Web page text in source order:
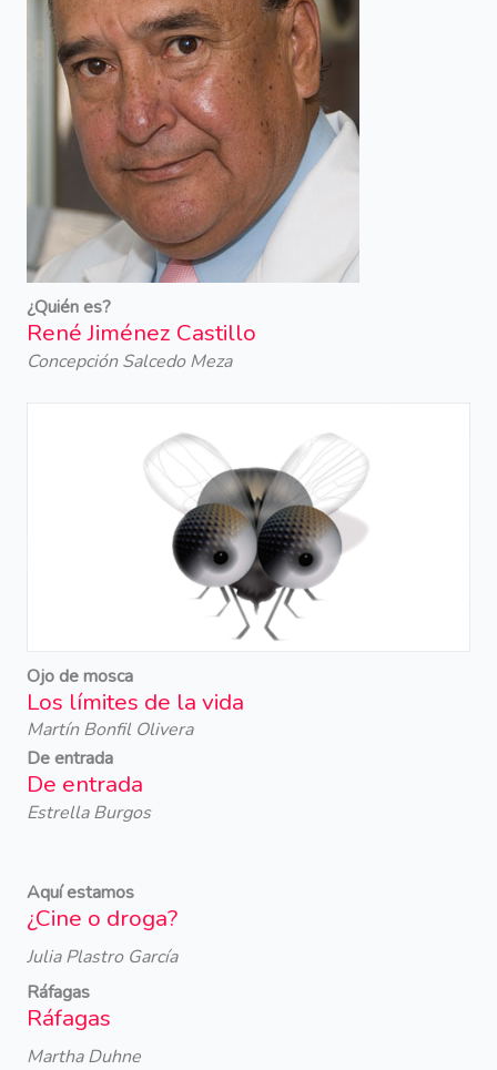
¿Quién es?
René Jiménez Castillo
Concepción Salcedo Meza
Ojo de mosca
Los límites de la vida
Martín Bonfil Olivera
De entrada
De entrada
Estrella Burgos
Aquí estamos
¿Cine o droga?
Julia Plastro García
Ráfagas
Ráfagas
Martha Duhne